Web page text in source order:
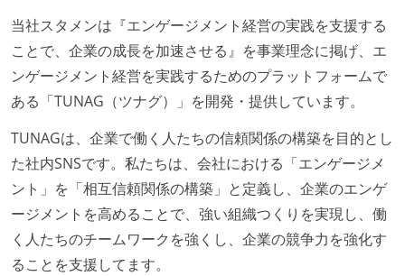
当社スタメンは『エンゲージメント経営の実践を支援する
ことで、企業の成長を加速させる』を事業理念に掲げ、エ
ンゲージメント経営を実践するためのプラットフォームで
ある「TUNAG（ツナグ）」を開発・提供しています。
TUNAGは、企業で働く人たちの信頼関係の構築を目的とし
た社内SNSです。私たちは、会社における「エンゲージメ
ント」を「相互信頼関係の構築」と定義し、企業のエンゲ
ージメントを高めることで、強い組織つくりを実現し、働
く人たちのチームワークを強くし、企業の競争力を強化す
ることを支援してます。